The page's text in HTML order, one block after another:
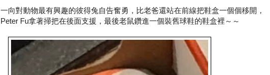
一向對動物最有興趣的彼得兔自告奮勇，比老爸還站在前線把鞋盒一個個移開，
Peter Fu拿著掃把在後面支援，最後老鼠鑽進一個裝舊球鞋的鞋盒裡～～